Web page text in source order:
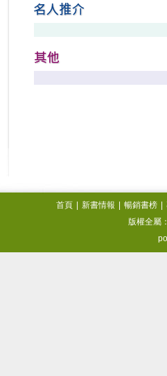
首頁 新書情報 暢銷書榜
版權全屬